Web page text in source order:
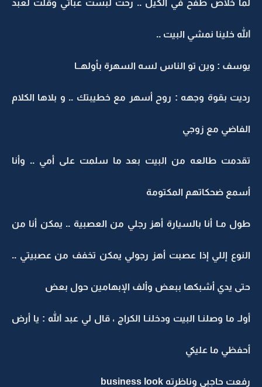
لما خلاص طفح في الكيل .. رحت لبست عباتي وقلت لعبد
الله خلينا نمشي البيت ..
يوسف : وين تو الناس لسه السهرة بأولهــا
رديت بقوة وجهه : روح أسهر مع خطيبتك .. و بلاها الكلام
الفاضي مع زوجي
تقدمت طالعه من البيت بعد ما سلمت على أمي .. وأنا
أسمع ضحكاتهم المكتومة
طول مـا أنا بالسيارة أهز رجلي من العصبية .. يمكن أنا من
النوع إللي إذا عصبت أهز رجولي يمكن تخفف من عصبيتي ..
حتى يدي أشبكها ببعض وألف الإبهامين حول بعض
أولـ ما وصلنـا البيت ودخلنـا الكراج ، قال لي عبد الله : يا أرض
أحفظي ما عليكي
رفعت حاجبي وناظرته business look